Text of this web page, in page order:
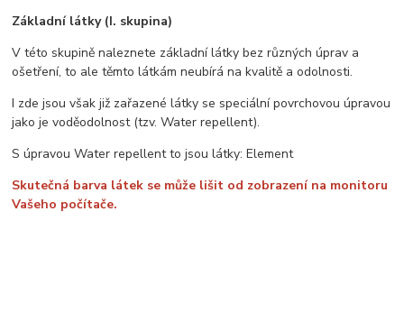
Základní látky (I. skupina)
V této skupině naleznete základní látky bez různých úprav a
ošetření, to ale těmto látkám neubírá na kvalitě a odolnosti.
I zde jsou však již zařazené látky se speciální povrchovou úpravou
jako je voděodolnost (tzv. Water repellent).
S úpravou Water repellent to jsou látky: Element
Skutečná barva látek se může lišit od zobrazení na monitoru
Vašeho počítače.